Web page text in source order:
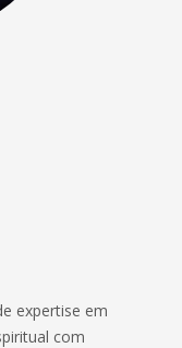
expertise em
com